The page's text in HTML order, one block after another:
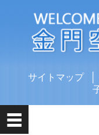
ブ
ロ
ッ
サイトマップ